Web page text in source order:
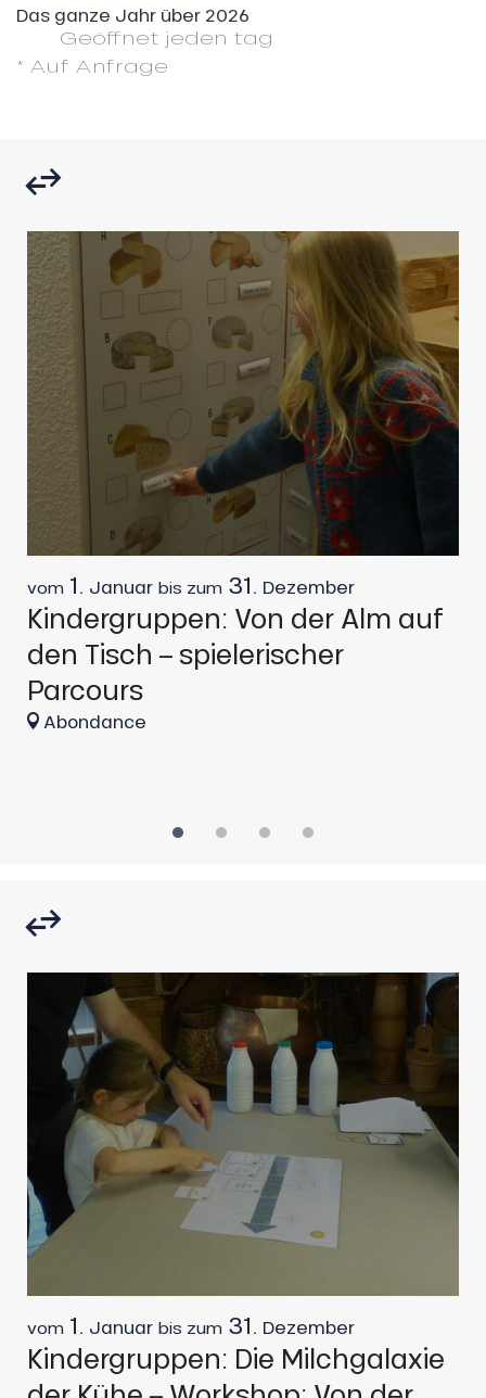
Das ganze Jahr über 2026
Geöffnet jeden tag
* Auf Anfrage
vom 1. Januar bis zum 31. Dezember
Kindergruppen: Von der Alm auf
den Tisch – spielerischer
Parcours
Abondance
vom 1. Januar bis zum 31. Dezember
Kindergruppen: Die Milchgalaxie